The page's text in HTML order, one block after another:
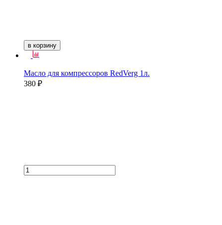
в корзину
Масло для компрессоров RedVerg 1л.
380 ₽